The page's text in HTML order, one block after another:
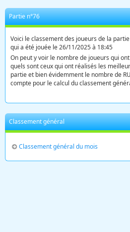
Partie n°76
Voici le classement des joueurs de la
qui a été jouée le 26/11/2025 à 18:45
On peut y voir le nombre de joueurs qui
quels sont ceux qui ont réalisés les
partie et bien évidemment le nombre de
compte pour le calcul du classement
Classement général
Classement général du mois